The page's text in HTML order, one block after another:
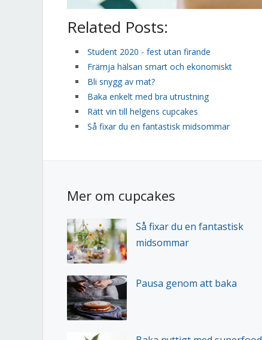
Related Posts:
Student 2020 - fest utan firande
Främja hälsan smart och ekonomiskt
Bli snygg av mat?
Baka enkelt med bra utrustning
Rätt vin till helgens cupcakes
Så fixar du en fantastisk midsommar
Mer om cupcakes
Så fixar du en fantastisk
midsommar
Pausa genom att baka